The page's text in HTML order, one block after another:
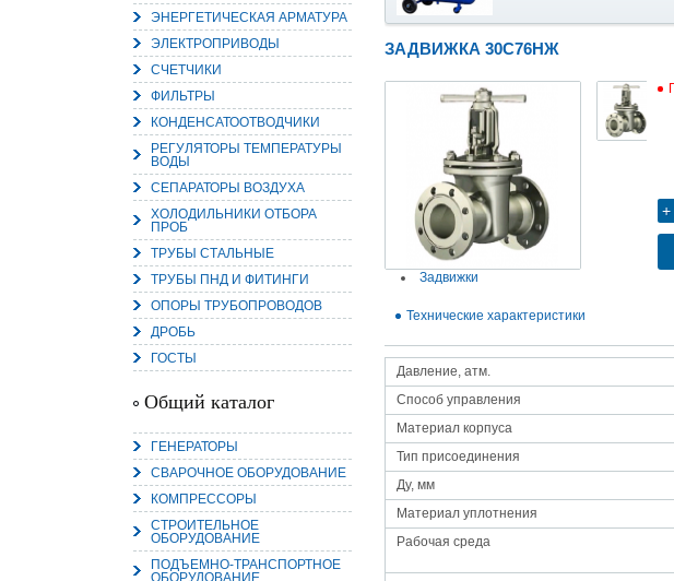
ЭНЕРГЕТИЧЕСКАЯ АРМАТУРА
ЭЛЕКТРОПРИВОДЫ
СЧЕТЧИКИ
ФИЛЬТРЫ
КОНДЕНСАТООТВОДЧИКИ
РЕГУЛЯТОРЫ ТЕМПЕРАТУРЫ
ВОДЫ
СЕПАРАТОРЫ ВОЗДУХА
ХОЛОДИЛЬНИКИ ОТБОРА
ПРОБ
ТРУБЫ СТАЛЬНЫЕ
ТРУБЫ ПНД И ФИТИНГИ
ОПОРЫ ТРУБОПРОВОДОВ
ДРОБЬ
ГОСТЫ
Общий каталог
ГЕНЕРАТОРЫ
СВАРОЧНОЕ ОБОРУДОВАНИЕ
КОМПРЕССОРЫ
СТРОИТЕЛЬНОЕ
ОБОРУДОВАНИЕ
ПОДЪЕМНО-ТРАНСПОРТНОЕ
ОБОРУДОВАНИЕ
15.10.2018
Уникальная возможность
05.09.2018
Новое поступление на склад
Насосы Calpeda в НАЛИЧИИ
https://www.1nasos.ru/
15.01.2018
Ручные насосы НБУ без
Поступление насосов НБУ 700-02 на
Насос бочковой универсальный
масел из бочек и других емкостей
правилам и нормам.
Оборудование в наличии на
Акция на
Товар имеется в наличии
28.02.2017
Оборудование в наличии на
Стоимость 260 000 руб!
ЗАДВИЖКА 30С76НЖ
Задвижки
Технические характеристики
Давление, атм.
Способ управления
Материал корпуса
Тип присоединения
Ду, мм
Материал уплотнения
Рабочая среда